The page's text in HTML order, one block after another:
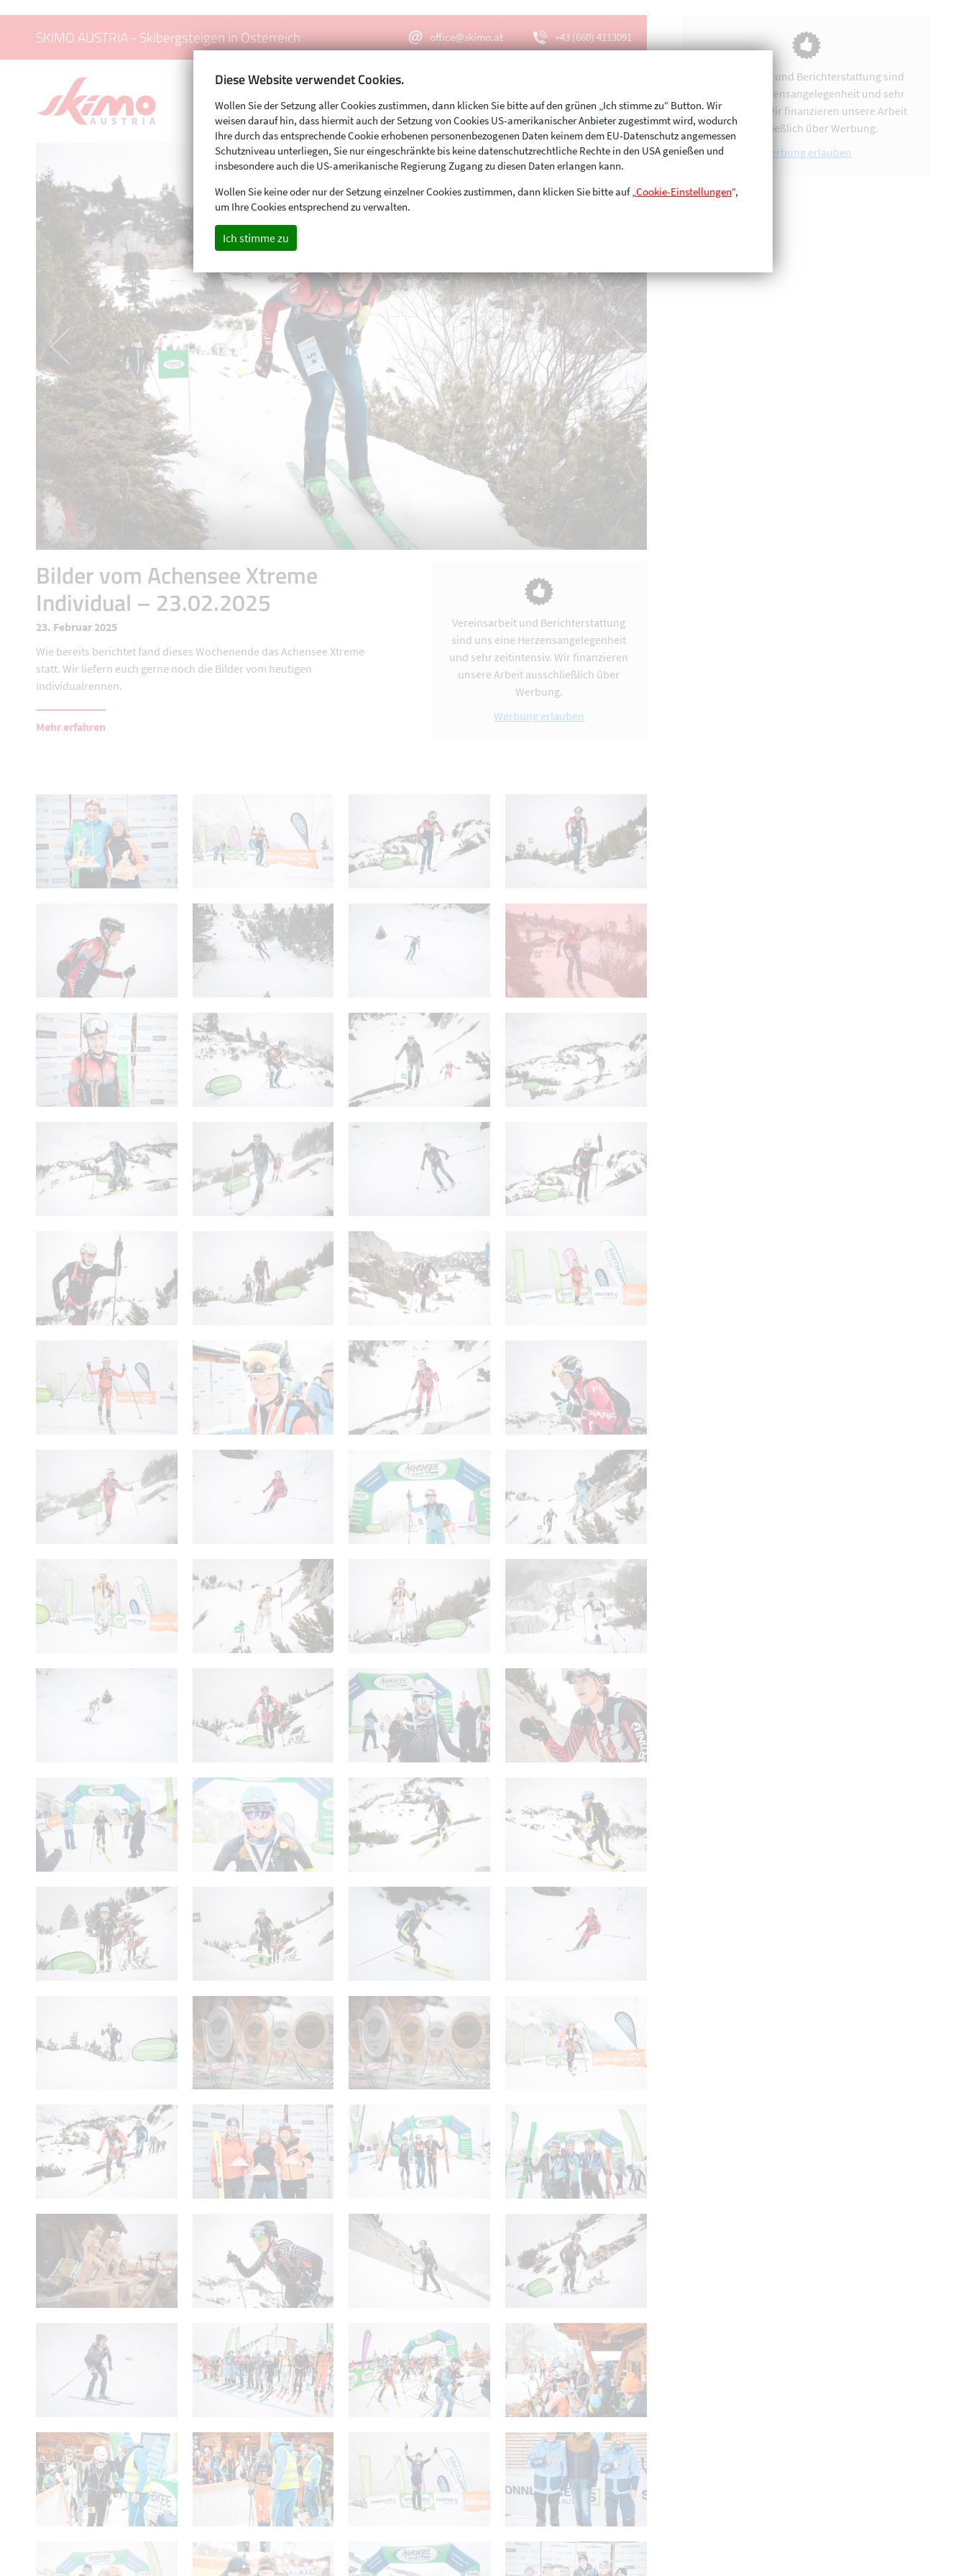
SKIMO AUSTRIA - Skibergsteigen in Österreich office@skimo.at +43 (660) 4113091
Menu
Bilder vom Achensee Xtreme
Individual – 23.02.2025
23. Februar 2025
Wie bereits berichtet fand dieses Wochenende das Achensee Xtreme
statt. Wir liefern euch gerne noch die Bilder vom heutigen
Individualrennen.
Mehr erfahren
Vereinsarbeit und Berichterstattung
sind uns eine Herzensangelegenheit
und sehr zeitintensiv. Wir finanzieren
unsere Arbeit ausschließlich über
Werbung.
Werbung erlauben
Vereinsarbeit und Berichterstattung sind
uns eine Herzensangelegenheit und sehr
zeitintensiv. Wir finanzieren unsere Arbeit
ausschließlich über Werbung.
Werbung erlauben
Diese Website verwendet Cookies.
Wollen Sie der Setzung aller Cookies zustimmen, dann klicken Sie bitte auf den grünen „Ich stimme zu“ Button. Wir
weisen darauf hin, dass hiermit auch der Setzung von Cookies US-amerikanischer Anbieter zugestimmt wird, wodurch
Ihre durch das entsprechende Cookie erhobenen personenbezogenen Daten keinem dem EU-Datenschutz angemessen
Schutzniveau unterliegen, Sie nur eingeschränkte bis keine datenschutzrechtliche Rechte in den USA genießen und
insbesondere auch die US-amerikanische Regierung Zugang zu diesen Daten erlangen kann.
Wollen Sie keine oder nur der Setzung einzelner Cookies zustimmen, dann klicken Sie bitte auf „Cookie-Einstellungen“,
um Ihre Cookies entsprechend zu verwalten.
Ich stimme zu